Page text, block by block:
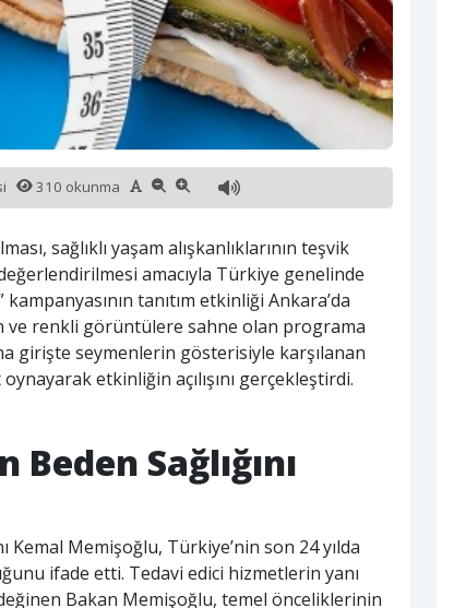
310 okunma
sağlıklı yaşam alışkanlıklarının teşvik
amacıyla Türkiye genelinde
kampanyasının tanıtım etkinliği Ankara’da
ve renkli görüntülere sahne olan programa
girişte seymenlerin gösterisiyle karşılanan
etkinliğin açılışını gerçekleştirdi.
Sağlığını
Kemal Memişoğlu, Türkiye’nin son 24 yılda
ifade etti. Tedavi edici hizmetlerin yanı
Bakan Memişoğlu, temel önceliklerinin